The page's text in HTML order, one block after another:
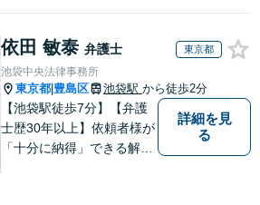
依田 敏泰 弁護士 東京都
池袋中央法律事務所
東京都 豊島区 池袋駅 から徒歩2分
【池袋駅徒歩7分】【弁護
士歴30年以上】依頼者様が
「十分に納得」できる解決
詳細を見
る